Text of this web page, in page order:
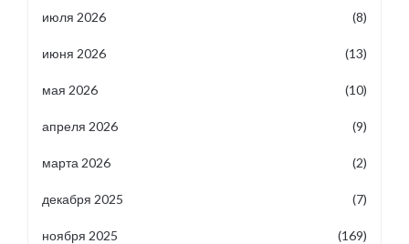
июля 2026 (8)
июня 2026 (13)
мая 2026 (10)
апреля 2026 (9)
марта 2026 (2)
декабря 2025 (7)
ноября 2025 (169)